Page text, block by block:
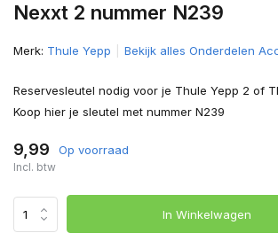
Nexxt 2 nummer N239
Merk: Thule Yepp Bekijk alles Onderdelen
Reservesleutel nodig voor je Thule Yepp 2 of
Koop hier je sleutel met nummer N239
9,99 Op voorraad
Incl. btw
In Winkelwagen